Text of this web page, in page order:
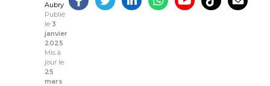
Aubry
Publié
le 3
janvier
2025
Mis à
jour le
25
mars